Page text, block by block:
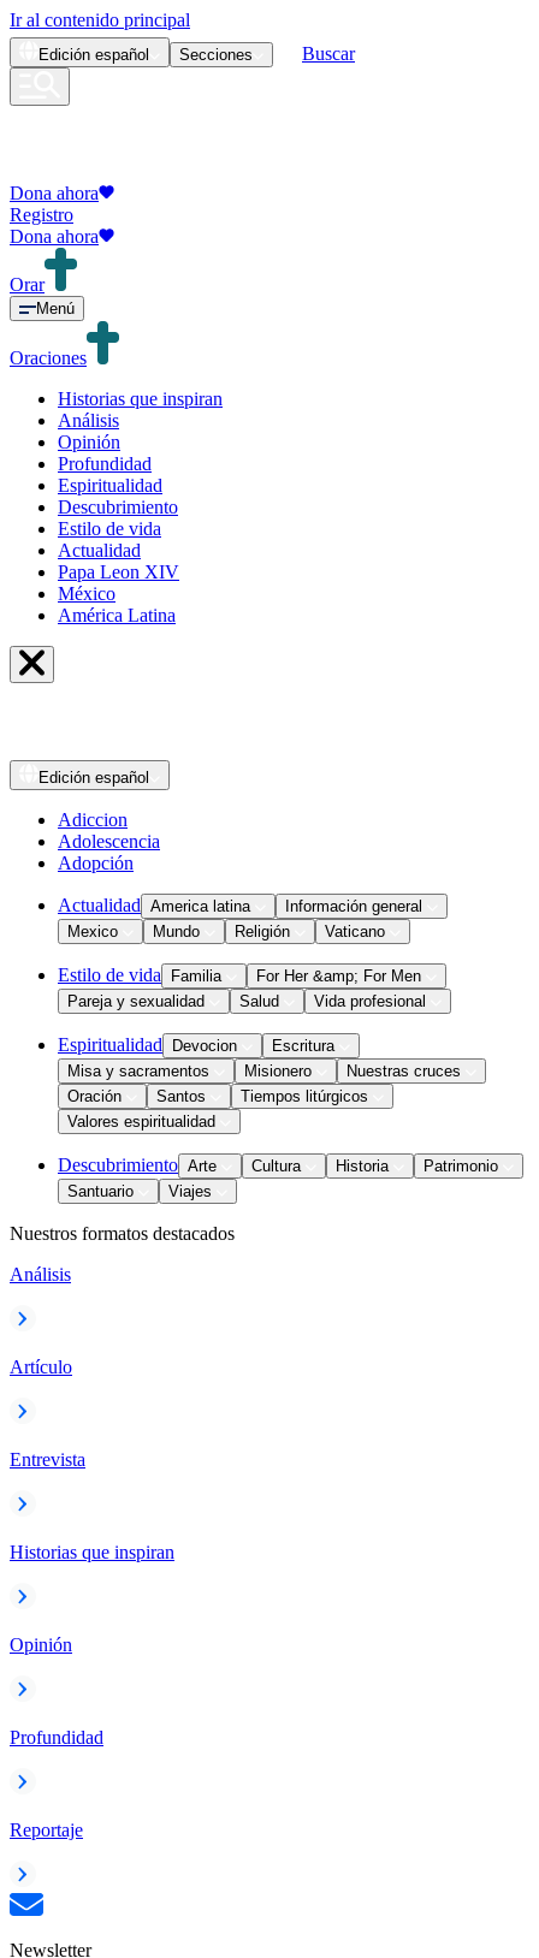
Ir al contenido principal
Edición español Secciones Buscar
Dona ahora
Registro
Dona ahora
Orar
Menú
Oraciones
Historias que inspiran
Análisis
Opinión
Profundidad
Espiritualidad
Descubrimiento
Estilo de vida
Actualidad
Papa Leon XIV
México
América Latina
Edición español
Adiccion
Adolescencia
Adopción
Actualidad America latina
Información general
Mexico
Mundo Religión Vaticano
Estilo de vida Familia
For Her &amp; For Men
Pareja y sexualidad
Salud Vida profesional
Espiritualidad Devocion
Escritura
Misa y sacramentos
Misionero
Nuestras cruces
Oración
Santos
Tiempos litúrgicos
Valores espiritualidad
Descubrimiento Arte Cultura Historia
Patrimonio
Santuario
Viajes
Nuestros formatos destacados
Análisis
Artículo
Entrevista
Historias que inspiran
Opinión
Profundidad
Reportaje
Newsletter